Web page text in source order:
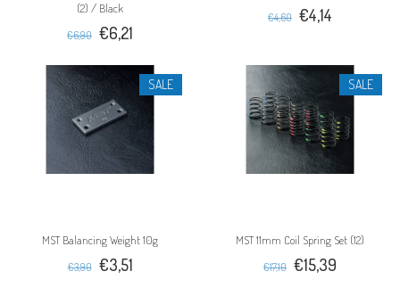
(2) / Black
€6,90 €6,21
€4,60 €4,14
SALE
MST Balancing Weight 10g
€3,90 €3,51
SALE
MST 11mm Coil Spring Set (12)
€17,10 €15,39